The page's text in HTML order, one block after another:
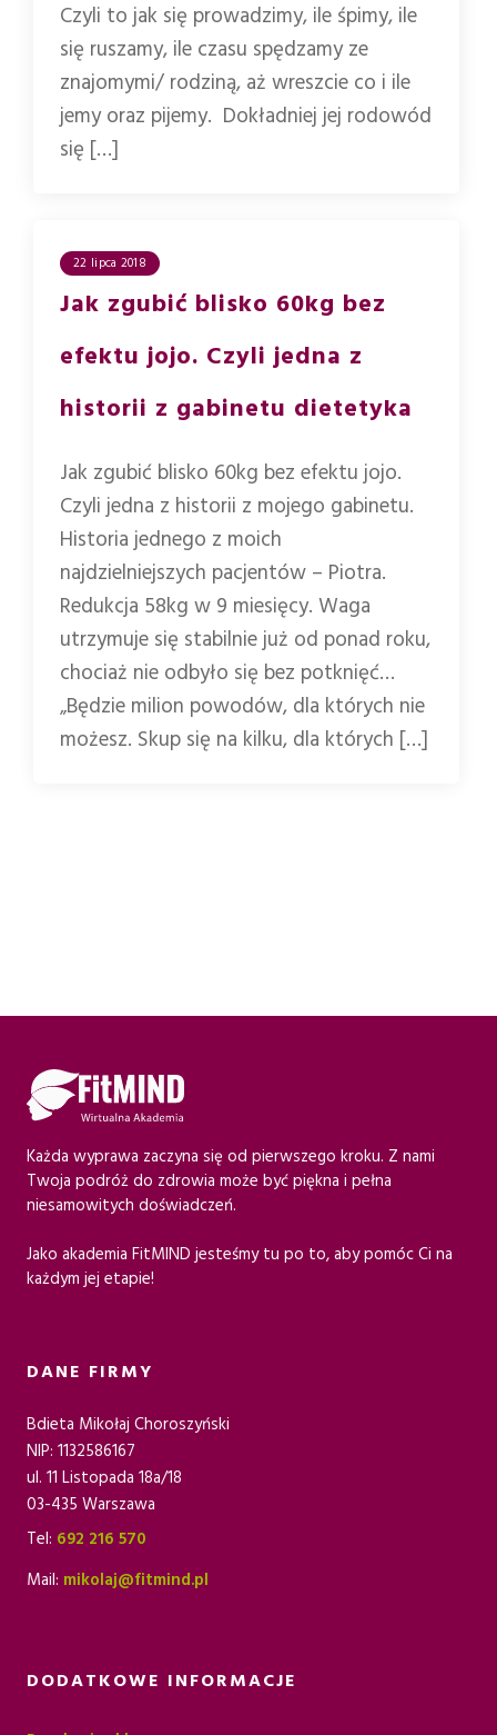
Czyli to jak się prowadzimy, ile śpimy, ile
się ruszamy, ile czasu spędzamy ze
znajomymi/ rodziną, aż wreszcie co i ile
jemy oraz pijemy. Dokładniej jej rodowód
się […]
22 lipca 2018
Jak zgubić blisko 60kg bez
efektu jojo. Czyli jedna z
historii z gabinetu dietetyka
Jak zgubić blisko 60kg bez efektu jojo.
Czyli jedna z historii z mojego gabinetu.
Historia jednego z moich
najdzielniejszych pacjentów – Piotra.
Redukcja 58kg w 9 miesięcy. Waga
utrzymuje się stabilnie już od ponad roku,
chociaż nie odbyło się bez potknięć…
„Będzie milion powodów, dla których nie
możesz. Skup się na kilku, dla których […]
Każda wyprawa zaczyna się od pierwszego kroku. Z nami
Twoja podróż do zdrowia może być piękna i pełna
niesamowitych doświadczeń.
Jako akademia FitMIND jesteśmy tu po to, aby pomóc Ci na
każdym jej etapie!
DANE FIRMY
Bdieta Mikołaj Choroszyński
NIP: 1132586167
ul. 11 Listopada 18a/18
03-435 Warszawa
Tel: 692 216 570
Mail: mikolaj@fitmind.pl
DODATKOWE INFORMACJE